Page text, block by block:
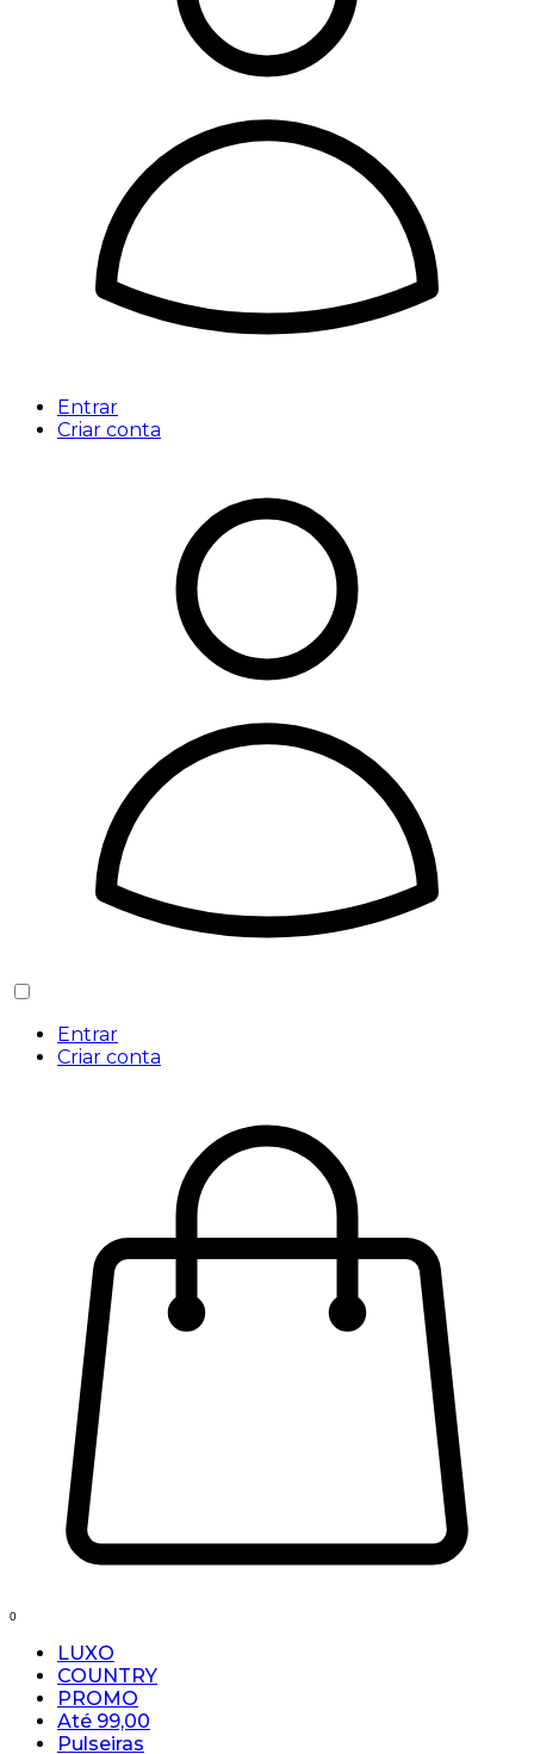
Entrar
Criar conta
Entrar
Criar conta
0
LUXO
COUNTRY
PROMO
Até 99,00
Pulseiras